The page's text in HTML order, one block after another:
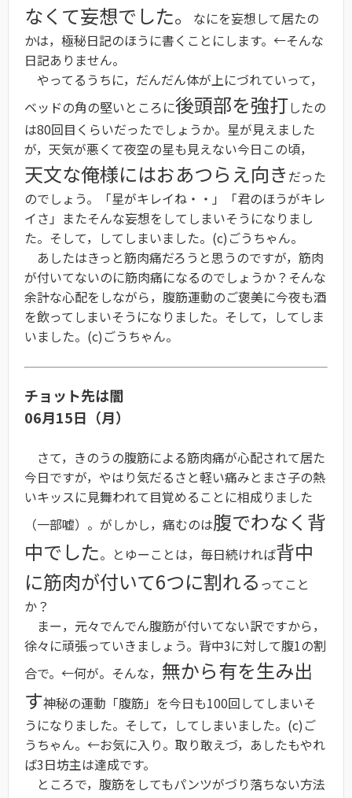
なくて妄想でした。
なにを妄想して居たの
かは，極秘日記のほうに書くことにします。←そんな
日記ありません。
やってるうちに，だんだん体が上にづれていって，
ベッドの角の堅いところに後頭部を強打したの
は80回目くらいだったでしょうか。星が見えました
が，天気が悪くて夜空の星も見えない今日この頃，
天文な俺様にはおあつらえ向きだった
のでしょう。「星がキレイね・・」「君のほうがキレ
イさ」またそんな妄想をしてしまいそうになりまし
た。そして，してしまいました。(c)ごうちゃん。
あしたはきっと筋肉痛だろうと思うのですが，筋肉
が付いてないのに筋肉痛になるのでしょうか？そんな
余計な心配をしながら，腹筋運動のご褒美に今夜も酒
を飲ってしまいそうになりました。そして，してしま
いました。(c)ごうちゃん。
チョット先は闇
06月15日（月）
さて，きのうの腹筋による筋肉痛が心配されて居た
今日ですが，やはり気だるさと軽い痛みとまさ子の熱
いキッスに見舞われて目覚めることに相成りました
（一部嘘）。がしかし，痛むのは腹でわなく背
中でした。とゆーことは，毎日続ければ背中
に筋肉が付いて6つに割れる ってこと
か？
まー，元々でんでん腹筋が付いてない訳ですから，
徐々に頑張っていきましょう。背中3に対して腹1の割
合で。←何が。そんな， 無から有を生み出
す神秘の運動「腹筋」を今日も100回してしまいそ
うになりました。そして，してしまいました。(c)ご
うちゃん。←お気に入り。取り敢えづ，あしたもやれ
ば3日坊主は達成です。
ところで，腹筋をしてもパンツがづり落ちない方法